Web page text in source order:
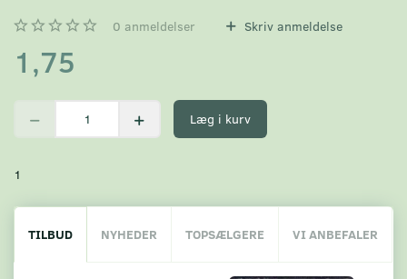
0 anmeldelser Skriv anmeldelse
1,75
Læg i kurv
1
TILBUD NYHEDER TOPSÆLGERE VI ANBEFALER